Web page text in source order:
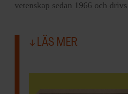
vetenskap sedan 1966 och
LÄS MER